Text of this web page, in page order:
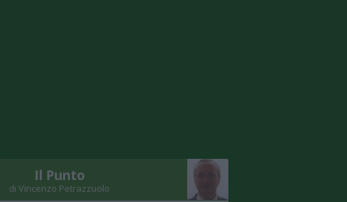
Il Punto
di Vincenzo Petrazzuolo